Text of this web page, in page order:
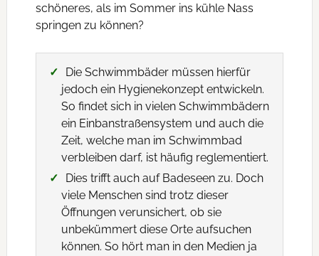
schöneres, als im Sommer ins kühle Nass
springen zu können?
Die Schwimmbäder müssen hierfür
jedoch ein Hygienekonzept entwickeln.
So findet sich in vielen Schwimmbädern
ein Einbanstraßensystem und auch die
Zeit, welche man im Schwimmbad
verbleiben darf, ist häufig reglementiert.
Dies trifft auch auf Badeseen zu. Doch
viele Menschen sind trotz dieser
Öffnungen verunsichert, ob sie
unbekümmert diese Orte aufsuchen
können. So hört man in den Medien ja